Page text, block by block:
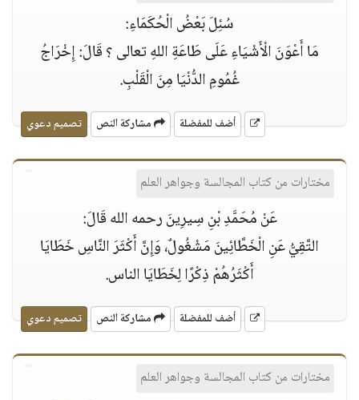
سُئِلَ بَعْضُ الْحُكَمَاءِ:
مَا أَعْوَنَ الْأَشْيَاءِ عَلَى طَاعَةِ اللهِ تعالى ؟ قَالَ: إِخْرَاجُ
غُمُومِ الدُّنْيَا مِنَ الْقَلْبِ.
أضف للمفضلة مشاركة النص تصميم دعوي
مختارات من كتاب المجالسة وجواهر العلم
عَنْ مُحَمَّدِ بْنِ سِيرِينَ رحمه الله قَالَ:
التَّقِيُّ عَنِ الْخَطَّائِينَ مَشْغُولٌ، وَإِنَّ أَكْثَرَ النَّاسِ خَطَايَا
أَكْثَرُهُمْ ذِكْرًا لِخَطَايَا الناس.
أضف للمفضلة مشاركة النص تصميم دعوي
مختارات من كتاب المجالسة وجواهر العلم